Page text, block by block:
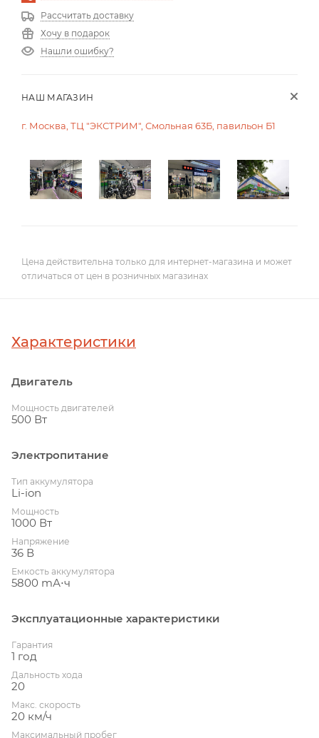
Рассчитать доставку
Хочу в подарок
Нашли ошибку?
НАШ МАГАЗИН
г. Москва, ТЦ "ЭКСТРИМ", Смольная 63Б, павильон Б1
Цена действительна только для интернет-магазина и может
отличаться от цен в розничных магазинах
Характеристики
Двигатель
Мощность двигателей
500 Вт
Электропитание
Тип аккумулятора
Li-ion
Мощность
1000 Вт
Напряжение
36 В
Емкость аккумулятора
5800 mА⋅ч
Эксплуатационные характеристики
Гарантия
1 год
Дальность хода
20
Макс. скорость
20 км/ч
Максимальный пробег